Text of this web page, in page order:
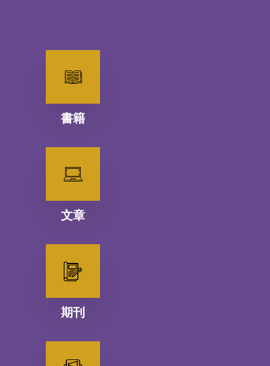
書籍
文章
期刊